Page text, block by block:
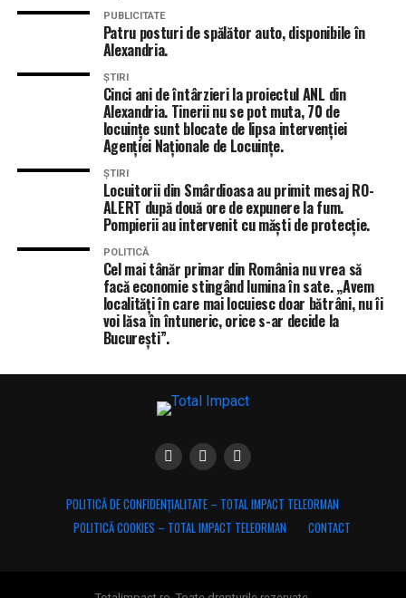
PUBLICITATE
Patru posturi de spălător auto, disponibile în
Alexandria.
ȘTIRI
Cinci ani de întârzieri la proiectul ANL din
Alexandria. Tinerii nu se pot muta, 70 de
locuințe sunt blocate de lipsa intervenției
Agenției Naționale de Locuințe.
ȘTIRI
Locuitorii din Smârdioasa au primit mesaj RO-
ALERT după două ore de expunere la fum.
Pompierii au intervenit cu măști de protecție.
POLITICĂ
Cel mai tânăr primar din România nu vrea să
facă economie stingând lumina în sate. „Avem
localități în care mai locuiesc doar bătrâni, nu îi
voi lăsa în întuneric, orice s-ar decide la
București”.
POLITICĂ DE CONFIDENȚIALITATE – TOTAL IMPACT TELEORMAN
POLITICĂ COOKIES – TOTAL IMPACT TELEORMAN
CONTACT